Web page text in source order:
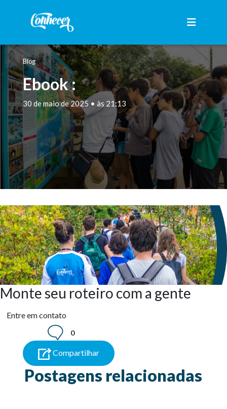
Blog
Ebook :
30 de maio de 2025 • às 21:13
Monte seu roteiro com a gente
Entre em contato
0
Compartilhar
Postagens relacionadas